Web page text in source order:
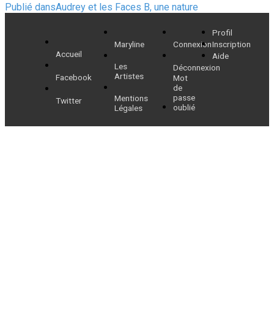
Navigation
l’article
Publié dansAudrey et les Faces B, une nature
Accueil
Facebook
Twitter
Maryline
Les
Artistes
Mentions
Légales
Connexion
Déconnexion
Mot
de
passe
oublié
Profil
Inscription
Aide